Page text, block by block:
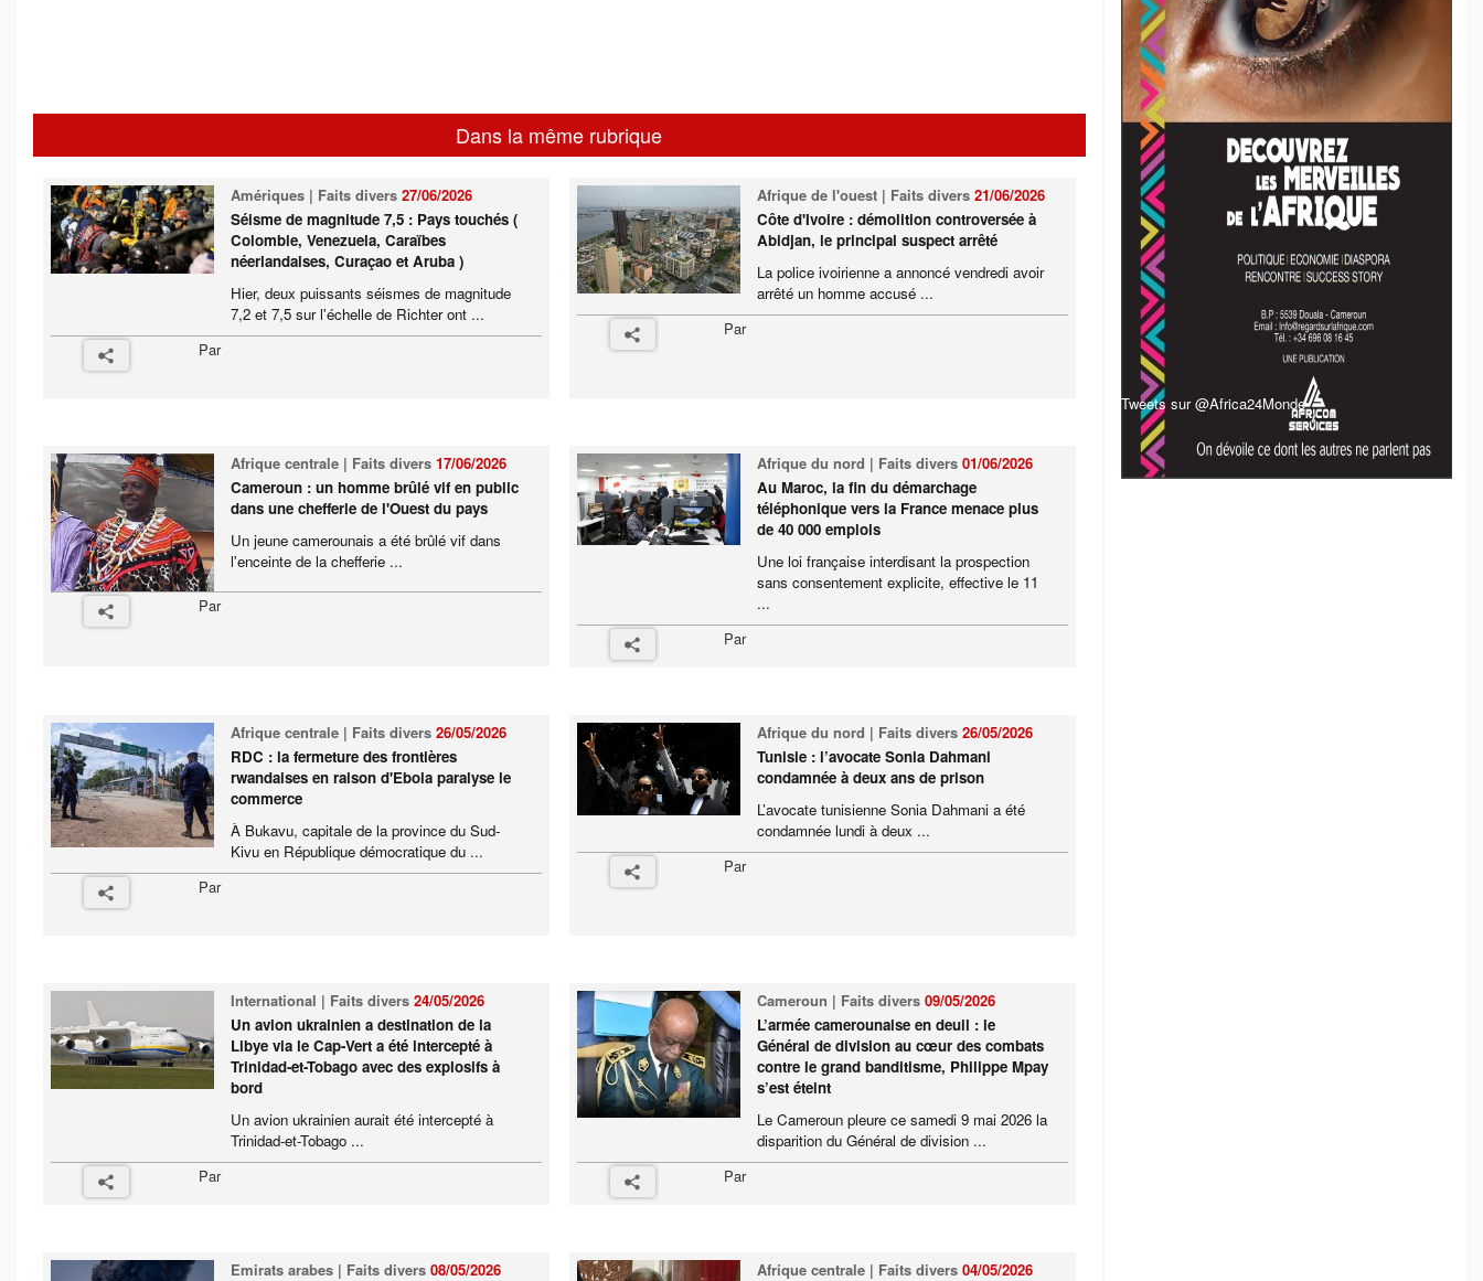
Dans la même rubrique
Amériques | Faits divers27/06/2026
Séisme de magnitude 7,5 : Pays touchés (
Colombie, Venezuela, Caraïbes
néerlandaises, Curaçao et Aruba )
Hier, deux puissants séismes de magnitude
7,2 et 7,5 sur l'échelle de Richter ont ...
Par
Afrique de l'ouest | Faits divers 21/06/2026
Côte d'Ivoire : démolition controversée à
Abidjan, le principal suspect arrêté
La police ivoirienne a annoncé vendredi avoir
arrêté un homme accusé ...
Par
Afrique centrale | Faits divers17/06/2026
Cameroun : un homme brûlé vif en public
dans une chefferie de l'Ouest du pays
Un jeune camerounais a été brûlé vif dans
l'enceinte de la chefferie ...
Par
Afrique du nord | Faits divers 01/06/2026
Au Maroc, la fin du démarchage
téléphonique vers la France menace plus
de 40 000 emplois
Une loi française interdisant la prospection
sans consentement explicite, effective le 11
...
Par
Afrique centrale | Faits divers26/05/2026
RDC : la fermeture des frontières
rwandaises en raison d'Ebola paralyse le
commerce
À Bukavu, capitale de la province du Sud-
Kivu en République démocratique du ...
Par
Afrique du nord | Faits divers 26/05/2026
Tunisie : l’avocate Sonia Dahmani
condamnée à deux ans de prison
L’avocate tunisienne Sonia Dahmani a été
condamnée lundi à deux ...
Par
International | Faits divers24/05/2026
Un avion ukrainien a destination de la
Libye via le Cap-Vert a été intercepté à
Trinidad-et-Tobago avec des explosifs à
bord
Un avion ukrainien aurait été intercepté à
Trinidad-et-Tobago ...
Par
Cameroun | Faits divers 09/05/2026
L’armée camerounaise en deuil : le
Général de division au cœur des combats
contre le grand banditisme, Philippe Mpay
s’est éteint
Le Cameroun pleure ce samedi 9 mai 2026 la
disparition du Général de division ...
Par
Emirats arabes | Faits divers08/05/2026
Afrique centrale | Faits divers 04/05/2026
Tweets sur @Africa24Monde